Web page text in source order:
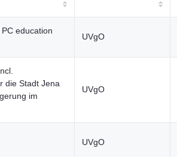
education
UVgO
die Stadt Jena
im
UVgO
UVgO